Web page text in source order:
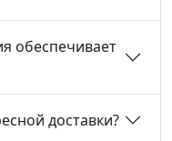
обеспечивает
доставки?